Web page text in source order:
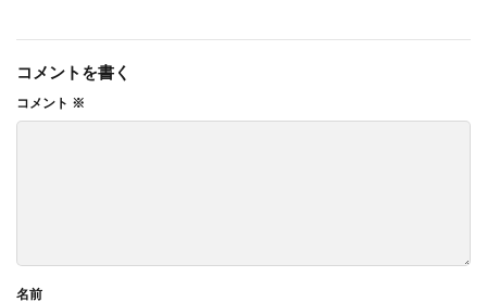
コメントを書く
コメント ※
名前